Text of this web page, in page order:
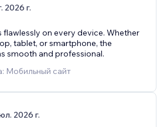
2026 г.
flawlessly on every device. Whether
tablet, or smartphone, the
smooth and professional.
Мобильный сайт
2026 г.